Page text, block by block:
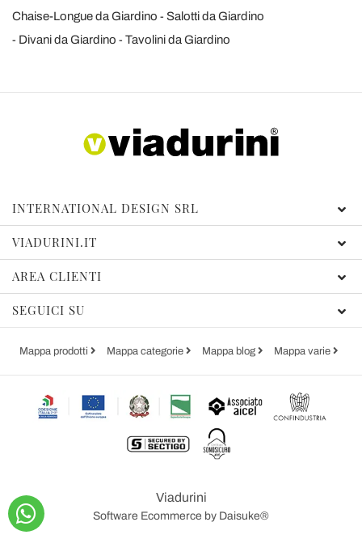
Chaise-Longue da Giardino
Salotti da Giardino
Divani da Giardino
Tavolini da Giardino
INTERNATIONAL DESIGN SRL
VIADURINI.IT
AREA CLIENTI
SEGUICI SU
Mappa prodotti Mappa categorie Mappa blog Mappa varie
Viadurini
Software Ecommerce by Daisuke®